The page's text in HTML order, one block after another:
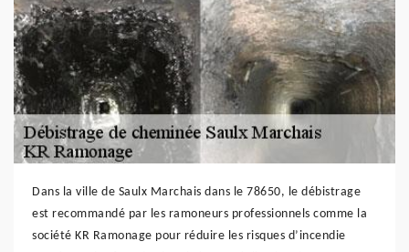
Dans la ville de Saulx Marchais dans le 78650, le débistrage
est recommandé par les ramoneurs professionnels comme la
société KR Ramonage pour réduire les risques d’incendie